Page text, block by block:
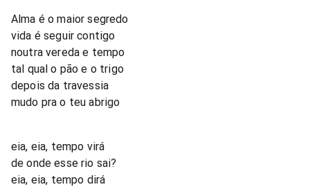
Alma é o maior segredo
vida é seguir contigo
noutra vereda e tempo
tal qual o pão e o trigo
depois da travessia
mudo pra o teu abrigo
eia, eia, tempo virá
de onde esse rio sai?
eia, eia, tempo dirá